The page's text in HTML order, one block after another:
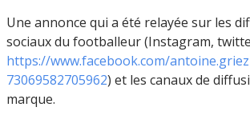
Une annonce qui a été relayée sur les
sociaux du footballeur (Instagram,
https://www.facebook.com/
73069582705962) et les canaux de
marque.